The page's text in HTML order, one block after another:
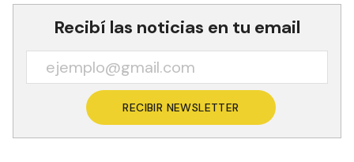
Recibí las noticias en tu email
RECIBIR NEWSLETTER